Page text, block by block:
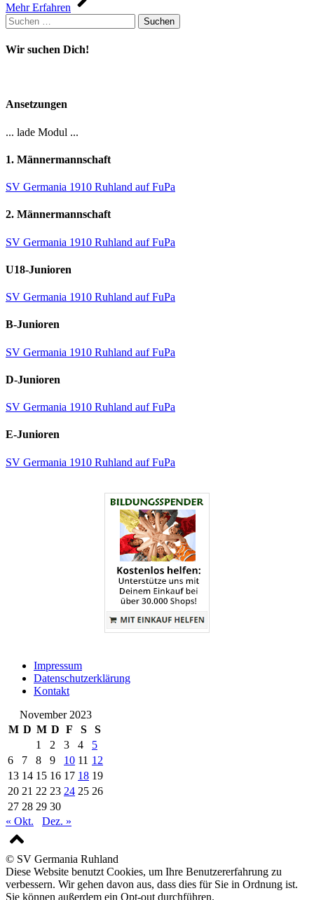
Mehr Erfahren
Suchen
nach:
Wir suchen Dich!
Ansetzungen
... lade Modul ...
1. Männermannschaft
SV Germania 1910 Ruhland auf FuPa
2. Männermannschaft
SV Germania 1910 Ruhland auf FuPa
U18-Junioren
SV Germania 1910 Ruhland auf FuPa
B-Junioren
SV Germania 1910 Ruhland auf FuPa
D-Junioren
SV Germania 1910 Ruhland auf FuPa
E-Junioren
SV Germania 1910 Ruhland auf FuPa
Impressum
Datenschutzerklärung
Kontakt
November 2023
M D M D F S
S
1
2 3 4
5
6
7 8 9 10 11 12
13 14 15 16 17 18 19
20 21 22 23 24 25 26
27 28 29 30
« Okt.
Dez. »
© SV Germania Ruhland
Diese Website benutzt Cookies, um Ihre Benutzererfahrung zu
verbessern. Wir gehen davon aus, dass dies für Sie in Ordnung ist.
Sie können außerdem ein Opt-out durchführen.